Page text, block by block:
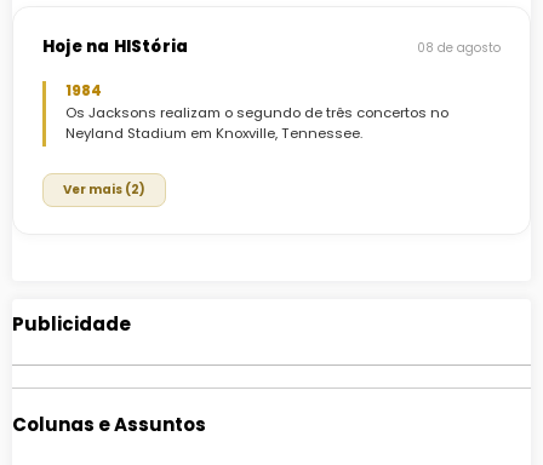
Hoje na HIStória 08 de agosto
1984
Os Jacksons realizam o segundo de três concertos no
Neyland Stadium em Knoxville, Tennessee.
Ver mais (2)
Publicidade
Colunas e Assuntos